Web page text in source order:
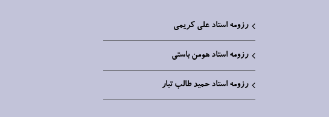
رزومه استاد علی کریمی
رزومه استاد هومن باستی
رزومه استاد حمید طالب تبار